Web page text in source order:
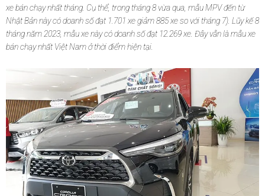
xe bán chạy nhất tháng. Cụ thể, trong tháng 8 vừa qua, mẫu MPV đến từ
Nhật Bản này có doanh số đạt 1.701 xe giảm 885 xe so với tháng 7). Lũy kế 8
tháng năm 2023, mẫu xe này có doanh số đạt 12.269 xe. Đây vẫn là mẫu xe
bán chạy nhất Việt Nam ở thời điểm hiện tại.